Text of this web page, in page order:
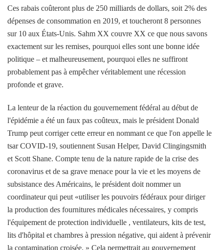
Ces rabais coûteront plus de 250 milliards de dollars, soit 2% des
dépenses de consommation en 2019, et toucheront 8 personnes
sur 10 aux États-Unis. Sahm XX couvre XX ce que nous savons
exactement sur les remises, pourquoi elles sont une bonne idée
politique – et malheureusement, pourquoi elles ne suffiront
probablement pas à empêcher véritablement une récession
profonde et grave.
La lenteur de la réaction du gouvernement fédéral au début de
l'épidémie a été un faux pas coûteux, mais le président Donald
Trump peut corriger cette erreur en nommant ce que l'on appelle le
tsar COVID-19, soutiennent Susan Helper, David Clingingsmith
et Scott Shane. Compte tenu de la nature rapide de la crise des
coronavirus et de sa grave menace pour la vie et les moyens de
subsistance des Américains, le président doit nommer un
coordinateur qui peut «utiliser les pouvoirs fédéraux pour diriger
la production des fournitures médicales nécessaires, y compris
l'équipement de protection individuelle , ventilateurs, kits de test,
lits d'hôpital et chambres à pression négative, qui aident à prévenir
la contamination croisée. » Cela permettrait au gouvernement